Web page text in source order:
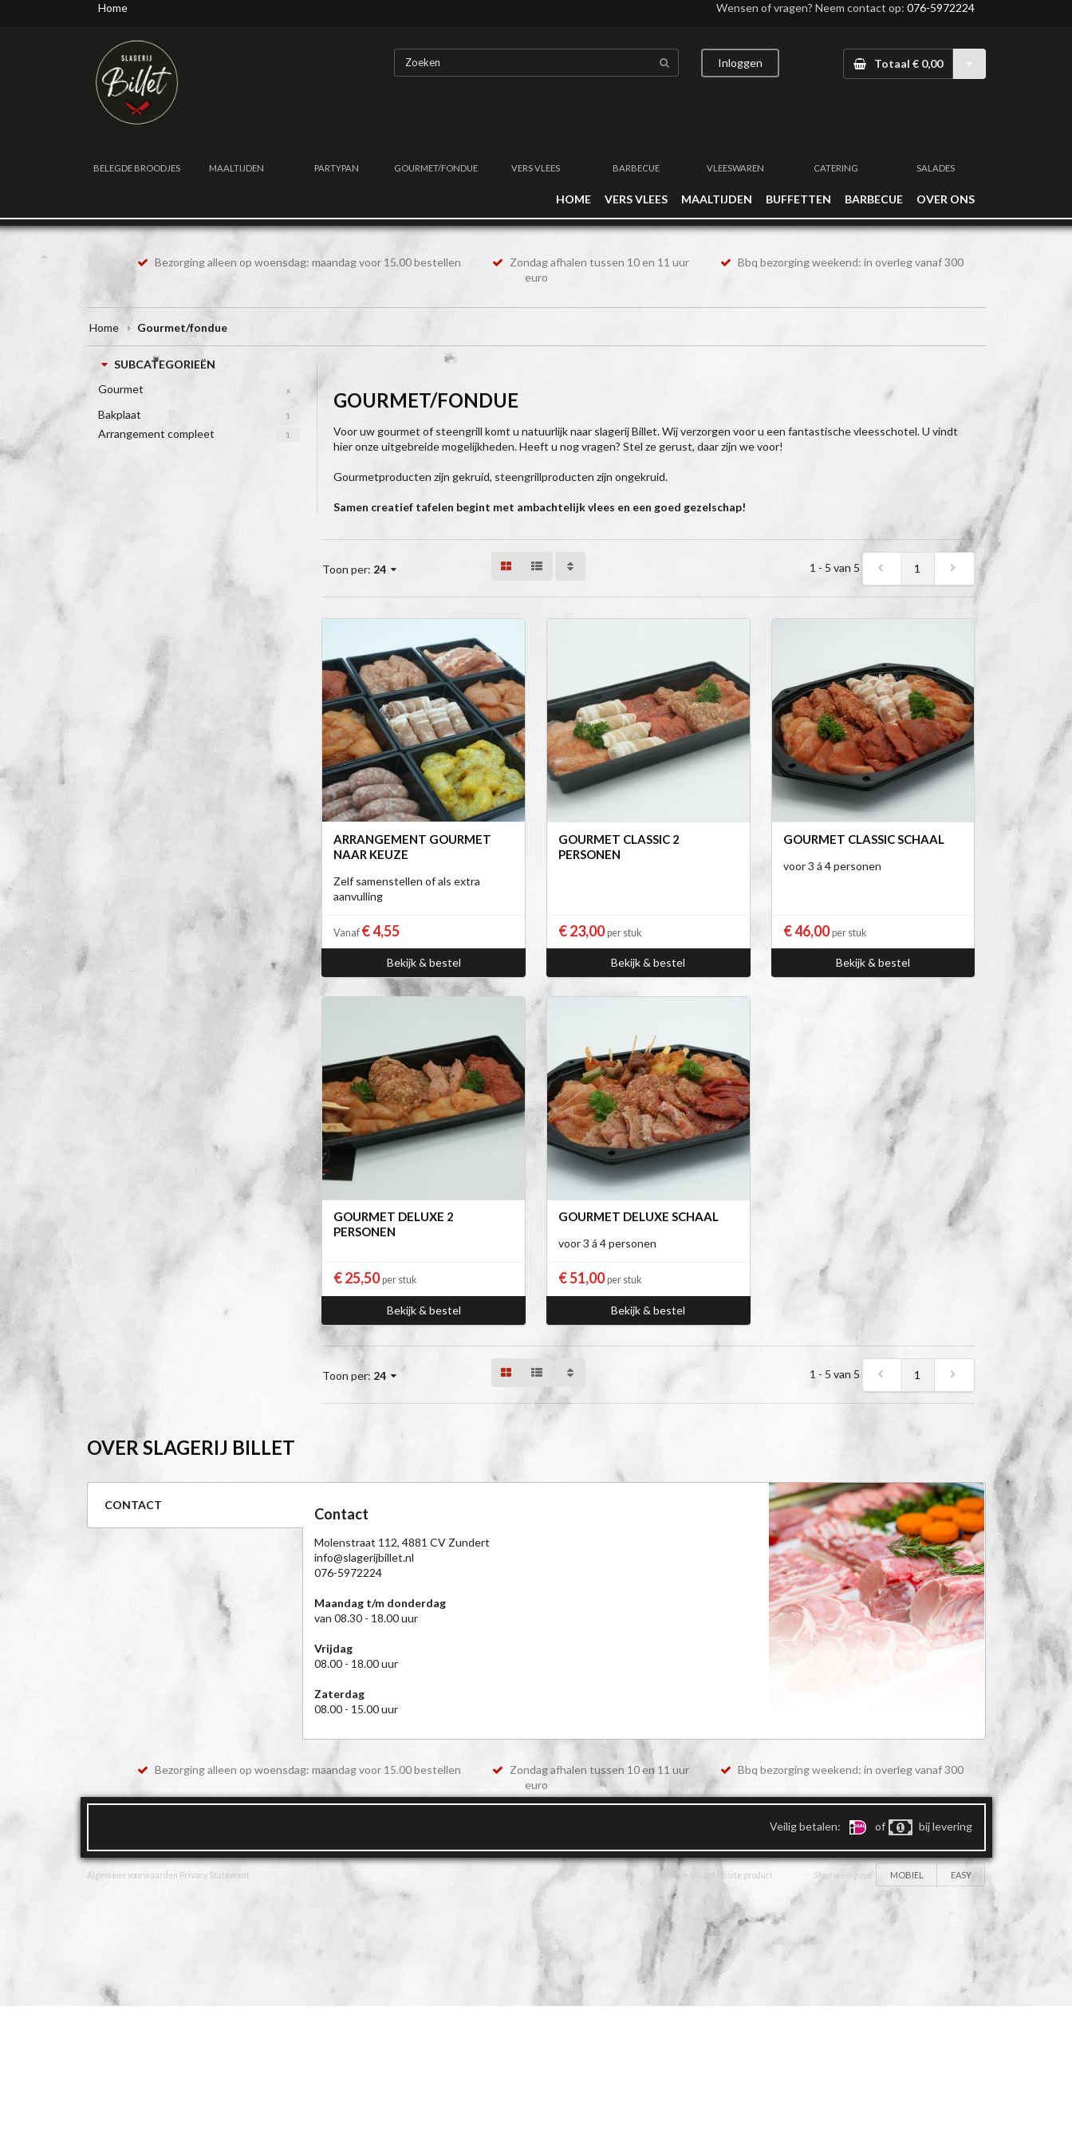
Home Wensen of vragen? Neem contact op: 076-5972224
Inloggen Totaal € 0,00
BELEGDE BROODJES MAALTIJDEN PARTYPAN GOURMET/FONDUE VERS VLEES BARBECUE VLEESWAREN CATERING SALADES
HOME VERS VLEES MAALTIJDEN BUFFETTEN BARBECUE OVER ONS
Bezorging alleen op woensdag: maandag voor 15.00 bestellen Zondag afhalen tussen 10 en 11 uur
Bbq bezorging weekend: in overleg vanaf 300
euro
Home Gourmet/fondue
SUBCATEGORIEËN
Gourmet
x
Bakplaat 1
Arrangement compleet 1
GOURMET/FONDUE
Voor uw gourmet of steengrill komt u natuurlijk naar slagerij Billet. Wij verzorgen voor u een fantastische vleesschotel. U vindt
hier onze uitgebreide mogelijkheden. Heeft u nog vragen? Stel ze gerust, daar zijn we voor!
Gourmetproducten zijn gekruid, steengrillproducten zijn ongekruid.
Samen creatief tafelen begint met ambachtelijk vlees en een goed gezelschap!
Toon per: 24 1 - 5 van 5 1
ARRANGEMENT GOURMET
NAAR KEUZE
Zelf samenstellen of als extra
aanvulling
Vanaf € 4,55
Bekijk & bestel
GOURMET CLASSIC 2
PERSONEN
€ 23,00per stuk
Bekijk & bestel
GOURMET CLASSIC SCHAAL
voor 3 á 4 personen
€ 46,00per stuk
Bekijk & bestel
GOURMET DELUXE 2
PERSONEN
€ 25,50per stuk
Bekijk & bestel
GOURMET DELUXE SCHAAL
voor 3 á 4 personen
€ 51,00per stuk
Bekijk & bestel
Toon per: 24 1 - 5 van 5 1
OVER SLAGERIJ BILLET
CONTACT
Contact
Molenstraat 112, 4881 CV Zundert
info@slagerijbillet.nl
076-5972224
Maandag t/m donderdag
van 08.30 - 18.00 uur
Vrijdag
08.00 - 18.00 uur
Zaterdag
08.00 - 15.00 uur
Bezorging alleen op woensdag: maandag voor 15.00 bestellen Zondag afhalen tussen 10 en 11 uur
Bbq bezorging weekend: in overleg vanaf 300
euro
Veilig betalen: of bij levering
Algemene voorwaarden Privacy Statement Een Bon Vivant In-site product Shop weergave: MOBIEL EASY